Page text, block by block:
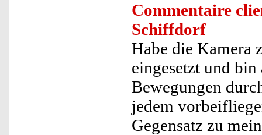
Commentaire
Schiffdorf
Habe die Kamera
eingesetzt und
Bewegungen
jedem
Gegensatz zu